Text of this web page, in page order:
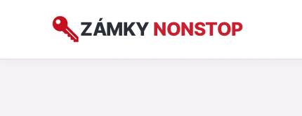
ZÁMKY NONSTOP